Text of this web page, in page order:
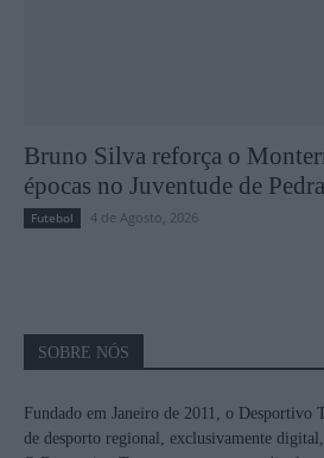
Bruno Silva reforça o
épocas no Juventude de
Futebol 4 de Agosto, 2026
SOBRE NÓS
Fundado em Janeiro de 2011, o Desportivo
de desporto regional, exclusivamente